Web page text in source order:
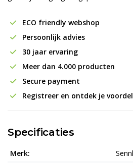
ECO friendly webshop
Persoonlijk advies
30 jaar ervaring
Meer dan 4.000 producten
Secure payment
Registreer en ontdek je
Specificaties
Merk: